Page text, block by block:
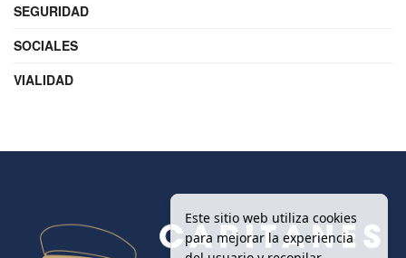
SEGURIDAD
SOCIALES
VIALIDAD
Este sitio web utiliza cookies
para mejorar la experiencia